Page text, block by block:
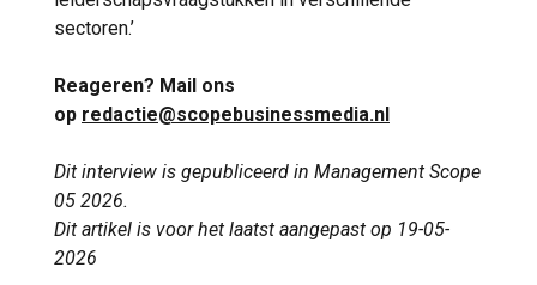
sectoren.’
Reageren? Mail ons
op redactie@scopebusinessmedia.nl
Dit interview is gepubliceerd in Management Scope
05 2026.
Dit artikel is voor het laatst aangepast op 19-05-
2026